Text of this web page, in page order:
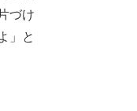
づけ
」と